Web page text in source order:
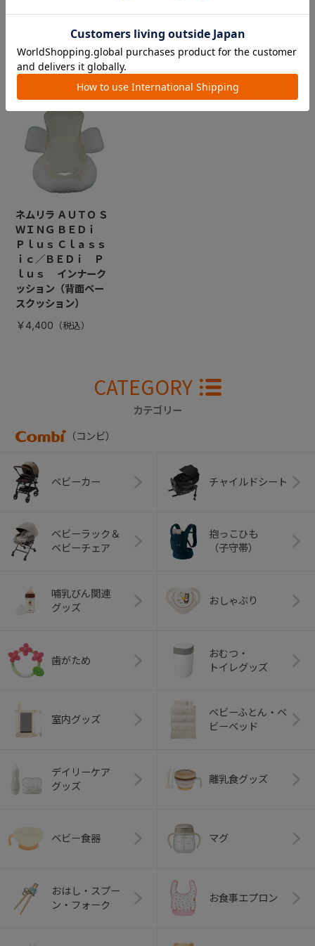
CHECKED ITEM
最近見た商品
ネムリラ ＡＵＴＯ Ｓ
ＷＩＮＧ ＢＥＤｉ
Ｐｌｕｓ Ｃｌａｓｓ
ｉｃ／ＢＥＤｉ Ｐ
ｌｕｓ インナーク
ッション（背面ベー
スクッション）
￥4,400
CATEGORY
カテゴリー
（コンビ）
ベビーカー チャイルドシート
ベビーラック＆
ベビーチェア
抱っこひも
（子守帯）
哺乳びん関連
グッズ
おしゃぶり
歯がため
おむつ・
トイレグッズ
室内グッズ
ベビーふとん・ベ
ビーベッド
デイリーケア
グッズ
離乳食グッズ
ベビー食器 マグ
おはし・スプー
ン・フォーク
お食事エプロン